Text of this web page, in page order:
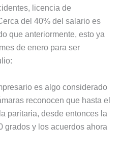
licencia de
del 40% del salario es
que anteriormente, esto ya
de enero para ser
es algo considerado
reconocen que hasta el
paritaria, desde entonces la
grados y los acuerdos ahora